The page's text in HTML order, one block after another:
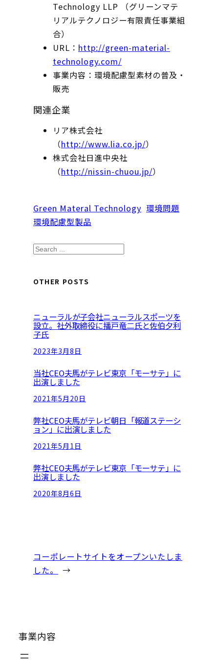
Technology LLP （グリーンマテ
リアルテクノロジー有限責任事業組
合）
URL： http://green-material-
technology.com/
事業内容：環境配慮型素材の普及・
販売
関連企業
リア株式会社
（http://www.lia.co.jp/）
株式会社日進中央社
（http://nissin-chuou.jp/）
Green Materal Technology 環境問題
環境配慮型製品
S
a
h
OTHER POSTS
ニューラルが子会社ニューラルスポーツを
設立。社外取締役に播戸竜二氏と佐伯夕利
子氏
2023年3月8日
当社CEO夫馬がテレビ東京「モーサテ」に
出演しました
2021年5月20日
弊社CEO夫馬がテレビ朝日「報道ステーシ
ョン」に出演しました
2021年5月1日
弊社CEO夫馬がテレビ東京「モーサテ」に
出演しました
2020年8月6日
コーポレートサイトをオープンいたしま
した。
→
事業内容